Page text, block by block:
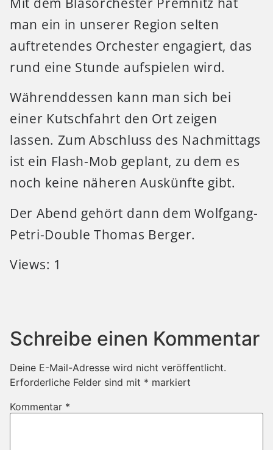
man ein in unserer Region selten
auftretendes Orchester engagiert, das
rund eine Stunde aufspielen wird.
Währenddessen kann man sich bei
einer Kutschfahrt den Ort zeigen
lassen. Zum Abschluss des Nachmittags
ist ein Flash-Mob geplant, zu dem es
noch keine näheren Auskünfte gibt.
Der Abend gehört dann dem Wolfgang-
Petri-Double Thomas Berger.
Views: 1
Schreibe einen Kommentar
Deine E-Mail-Adresse wird nicht veröffentlicht.
Erforderliche Felder sind mit * markiert
Kommentar *